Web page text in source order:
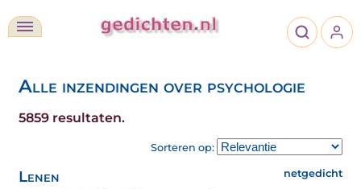
Alle inzendingen over psychologie
5859 resultaten.
Sorteren op:
Lenen netgedicht